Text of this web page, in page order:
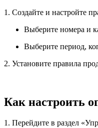
1. Создайте и настройте
Выберите номера и
Выберите период,
2. Установите правила
Как настроить
1. Перейдите в раздел